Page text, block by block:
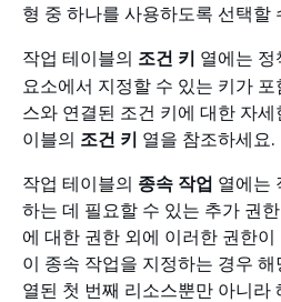
형 중 하나를 사용하도록 선택할
작업 테이블의 조건 키 열에는 정
요소에서 지정할 수 있는 키가
스와 연결된 조건 키에 대한 자
이블의 조건 키 열을 참조하세요.
작업 테이블의 종속 작업 열에는
하는 데 필요할 수 있는 추가 권
에 대한 권한 외에 이러한 권한
이 종속 작업을 지정하는 경우
열된 첫 번째 리소스뿐만 아니라